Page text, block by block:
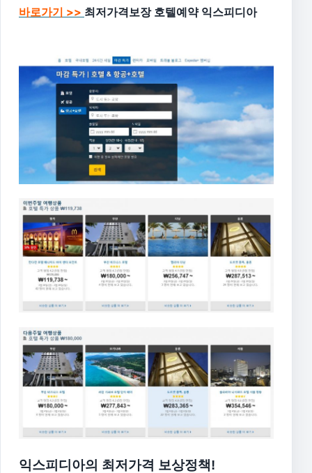
바로가기 >> 최저가격보장 호텔예약 익스피디아
익스피디아의 최저가격 보상정책!